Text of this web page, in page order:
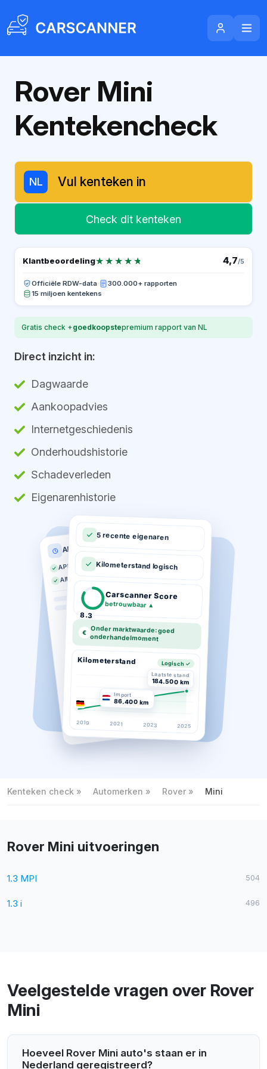
Rover Mini
Kentekencheck
NL
Check dit kenteken
Klantbeoordeling★★★★★
★★★★★ 4,7/5
Officiële RDW-data·
300.000+ rapporten
15 miljoen kentekens
Gratis check +goedkoopstepremium rapport van NL
Direct inzicht in:
Dagwaarde
Aankoopadvies
Internetgeschiedenis
Onderhoudshistorie
Schadeverleden
Eigenarenhistorie
APK historie
APK geldig tot 03-2026
Altijd op tijd gekeurd
5 recente eigenaren
Kilometerstand logisch
8.3
Carscanner Score
betrouwbaar ▲
€ Onder marktwaarde: goed
onderhandelmoment
Kilometerstand Logisch ✓
Laatste stand
184.500 km
Import
86.400 km
2019 2021 2023 2025
Kenteken check Automerken Rover Mini
Rover Mini uitvoeringen
1.3 MPI 504
1.3 i 496
Veelgestelde vragen over Rover
Mini
Hoeveel Rover Mini auto's staan er in
Nederland geregistreerd?